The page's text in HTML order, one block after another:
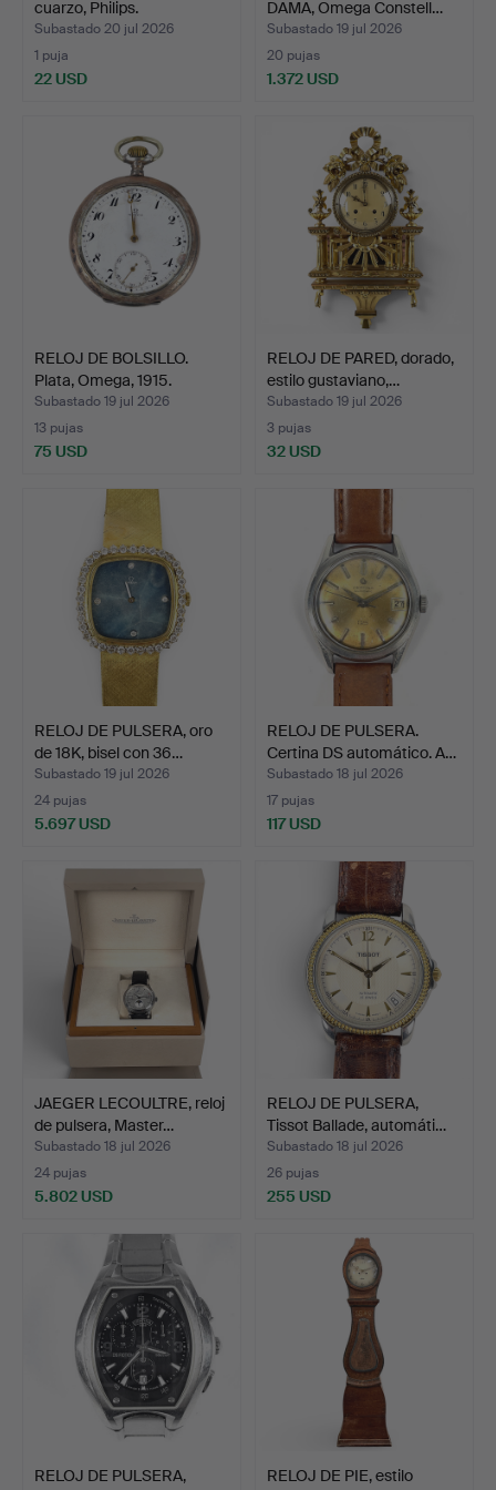
cuarzo, Philips.
Subastado 20 jul 2026
1 puja
22 USD
DAMA, Omega Constell…
Subastado 19 jul 2026
20 pujas
1.372 USD
RELOJ DE BOLSILLO.
Plata, Omega, 1915.
Subastado 19 jul 2026
13 pujas
75 USD
RELOJ DE PARED, dorado,
estilo gustaviano,…
Subastado 19 jul 2026
3 pujas
32 USD
RELOJ DE PULSERA, oro
de 18K, bisel con 36…
Subastado 19 jul 2026
24 pujas
5.697 USD
RELOJ DE PULSERA.
Certina DS automático. A…
Subastado 18 jul 2026
17 pujas
117 USD
JAEGER LECOULTRE, reloj
de pulsera, Master…
Subastado 18 jul 2026
24 pujas
5.802 USD
RELOJ DE PULSERA,
Tissot Ballade, automáti…
Subastado 18 jul 2026
26 pujas
255 USD
RELOJ DE PULSERA,
RELOJ DE PIE, estilo